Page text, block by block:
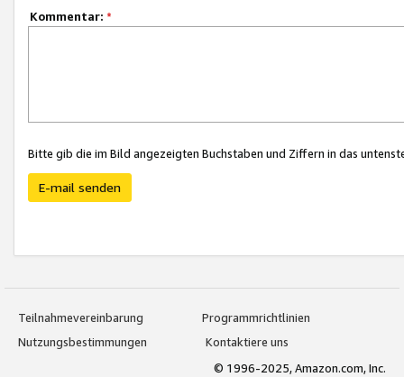
Kommentar: *
Bitte gib die im Bild angezeigten Buchstaben und Ziffern in das
E-mail senden
Teilnahmevereinbarung
Programmrichtlinien
Nutzungsbestimmungen
Kontaktiere uns
© 1996-2025, Amazon.com, Inc.